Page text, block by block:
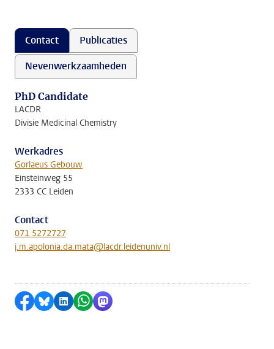
Contact
Publicaties
Nevenwerkzaamheden
PhD Candidate
LACDR
Divisie Medicinal Chemistry
Werkadres
Gorlaeus Gebouw
Einsteinweg 55
2333 CC Leiden
Contact
071 5272727
j.m.apolonia.da.mata@lacdr.leidenuniv.nl
Delen op Facebook
Delen via Bluesky
Delen op LinkedIn
Delen via WhatsApp
Delen via Mastodon